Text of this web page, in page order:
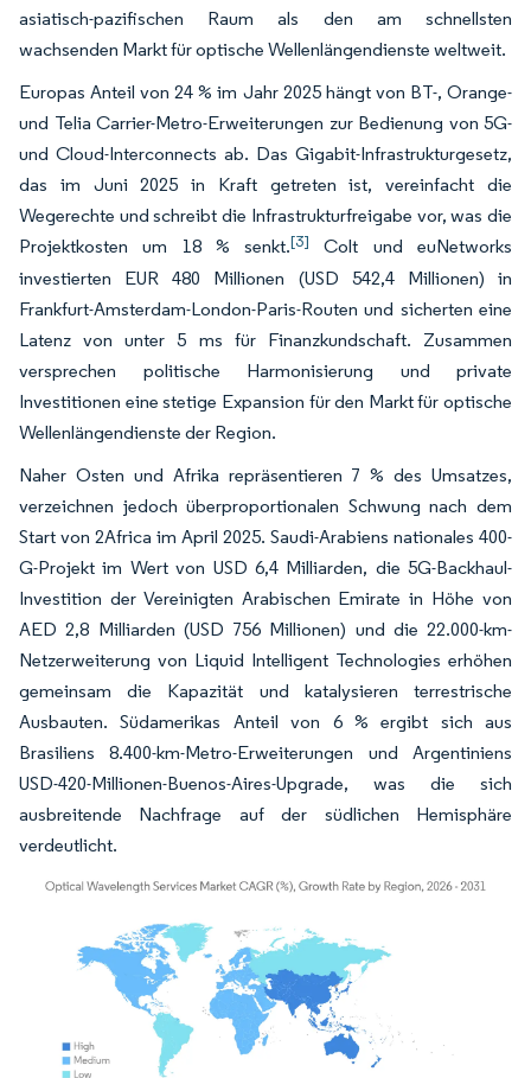
asiatisch-pazifischen Raum als den am schnellsten
wachsenden Markt für optische Wellenlängendienste weltweit.
Europas Anteil von 24 % im Jahr 2025 hängt von BT-, Orange-
und Telia Carrier-Metro-Erweiterungen zur Bedienung von 5G-
und Cloud-Interconnects ab. Das Gigabit-Infrastrukturgesetz,
das im Juni 2025 in Kraft getreten ist, vereinfacht die
Wegerechte und schreibt die Infrastrukturfreigabe vor, was die
Projektkosten um 18 % senkt.[3]
Colt und euNetworks
investierten EUR 480 Millionen (USD 542,4 Millionen) in
Frankfurt-Amsterdam-London-Paris-Routen und sicherten eine
Latenz von unter 5 ms für Finanzkundschaft. Zusammen
versprechen politische Harmonisierung und private
Investitionen eine stetige Expansion für den Markt für optische
Wellenlängendienste der Region.
Naher Osten und Afrika repräsentieren 7 % des Umsatzes,
verzeichnen jedoch überproportionalen Schwung nach dem
Start von 2Africa im April 2025. Saudi-Arabiens nationales 400-
G-Projekt im Wert von USD 6,4 Milliarden, die 5G-Backhaul-
Investition der Vereinigten Arabischen Emirate in Höhe von
AED 2,8 Milliarden (USD 756 Millionen) und die 22.000-km-
Netzerweiterung von Liquid Intelligent Technologies erhöhen
gemeinsam die Kapazität und katalysieren terrestrische
Ausbauten. Südamerikas Anteil von 6 % ergibt sich aus
Brasiliens 8.400-km-Metro-Erweiterungen und Argentiniens
USD-420-Millionen-Buenos-Aires-Upgrade, was die sich
ausbreitende Nachfrage auf der südlichen Hemisphäre
verdeutlicht.